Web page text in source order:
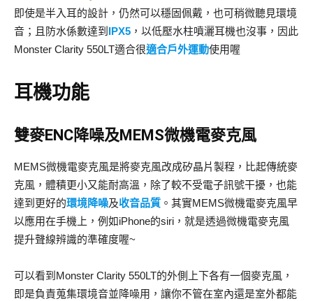
即使是半入耳的設計，仍然可以穩固佩戴，也可稍微聽見環境
音；且防水係數達到 IPX5 ，以低壓水柱噴灑耳機也沒事，因此
Monster Clarity 550LT適合很適合戶外運動使用喔
耳機功能
雙麥ENC降噪及MEMS微機電麥克風
MEMS微機電麥克風是將麥克風改成矽晶片製程，比起傳統麥
克風，體積更小又能耐高溫，除了較不受電子訊號干擾，也能
達到更好的環境降噪及收音品質 。其實MEMS微機電麥克風早
以應用在手機上，例如iPhone的siri，就是透過微機電麥克風
提升聲線辨識的準確度喔~
可以看到Monster Clarity 550LT的外側上下各有一個麥克風，
即是負責蒐集環境音並降噪用，讓你不管在室內還是室外都能